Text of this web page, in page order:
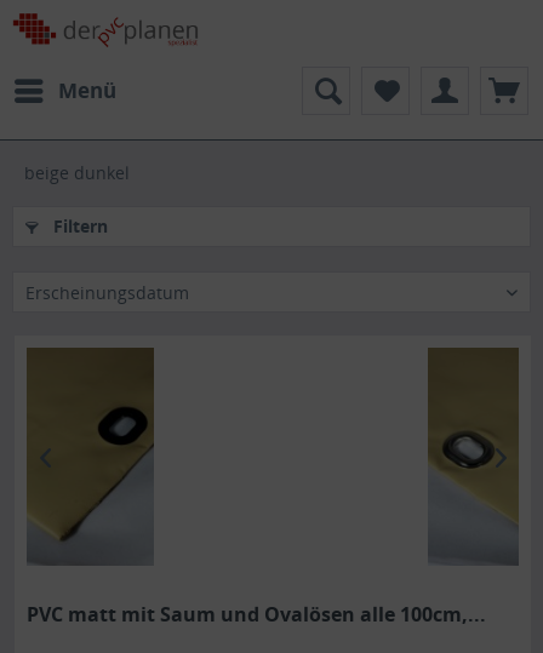
Menü
beige dunkel
Filtern
Erscheinungsdatum
PVC matt mit Saum und Ovalösen alle 100cm,...